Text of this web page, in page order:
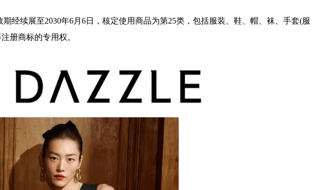
经续展至2030年6月6日，核定使用商品为第25类，包括服装、鞋、帽、袜、手套(服
册商标的专用权。